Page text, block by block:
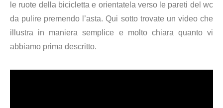
le ruote della bicicletta e orientatela verso le pareti del wc
da pulire premendo l’asta. Qui sotto trovate un video che
illustra in maniera semplice e molto chiara quanto vi
abbiamo prima descritto.